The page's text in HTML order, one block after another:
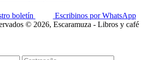
boletín
Escribinos por WhatsApp
© 2026, Escaramuza - Libros y café